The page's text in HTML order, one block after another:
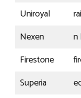
Uniroyal
Nexen
n
Firestone
Superia